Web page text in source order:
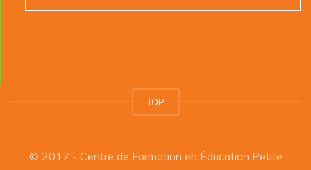
TOP
© 2017 - Centre de Formation en Éducation Petite